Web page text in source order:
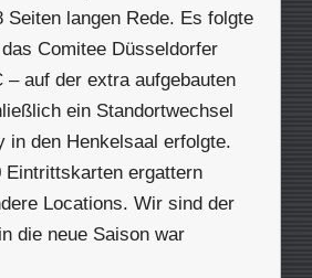
Seiten langen Rede. Es folgte
Comitee Düsseldorfer
auf der extra aufgebauten
ein Standortwechsel
in den Henkelsaal erfolgte.
Eintrittskarten ergattern
Locations. Wir sind der
die neue Saison war